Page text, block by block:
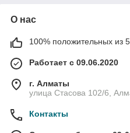
О нас
100% положительных из
Работает с 09.06.2020
г. Алматы
улица Стасова 102/6,
Контакты